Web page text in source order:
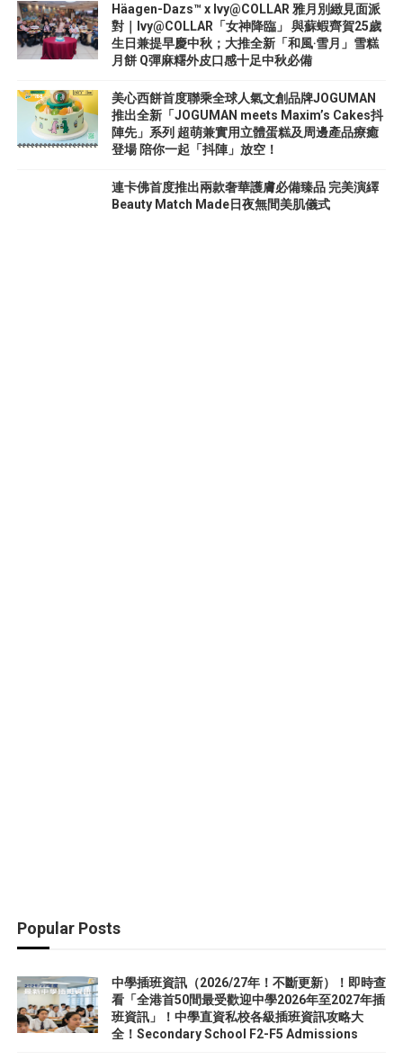
Häagen-Dazs™ x Ivy@COLLAR 雅月別緻見面派
對｜Ivy@COLLAR「女神降臨」 與蘇蝦齊賀25歲
生日兼提早慶中秋；大推全新「和風‧雪月」雪糕
月餅 Q彈麻糬外皮口感十足中秋必備
美心西餅首度聯乘全球人氣文創品牌JOGUMAN
推出全新「JOGUMAN meets Maxim’s Cakes抖
陣先」系列 超萌兼實用立體蛋糕及周邊產品療癒
登場 陪你一起「抖陣」放空！
連卡佛首度推出兩款奢華護膚必備臻品 完美演繹
Beauty Match Made日夜無間美肌儀式
Popular Posts
中學插班資訊（2026/27年！不斷更新）！即時查
看「全港首50間最受歡迎中學2026年至2027年插
班資訊」！中學直資私校各級插班資訊攻略大
全！Secondary School F2-F5 Admissions